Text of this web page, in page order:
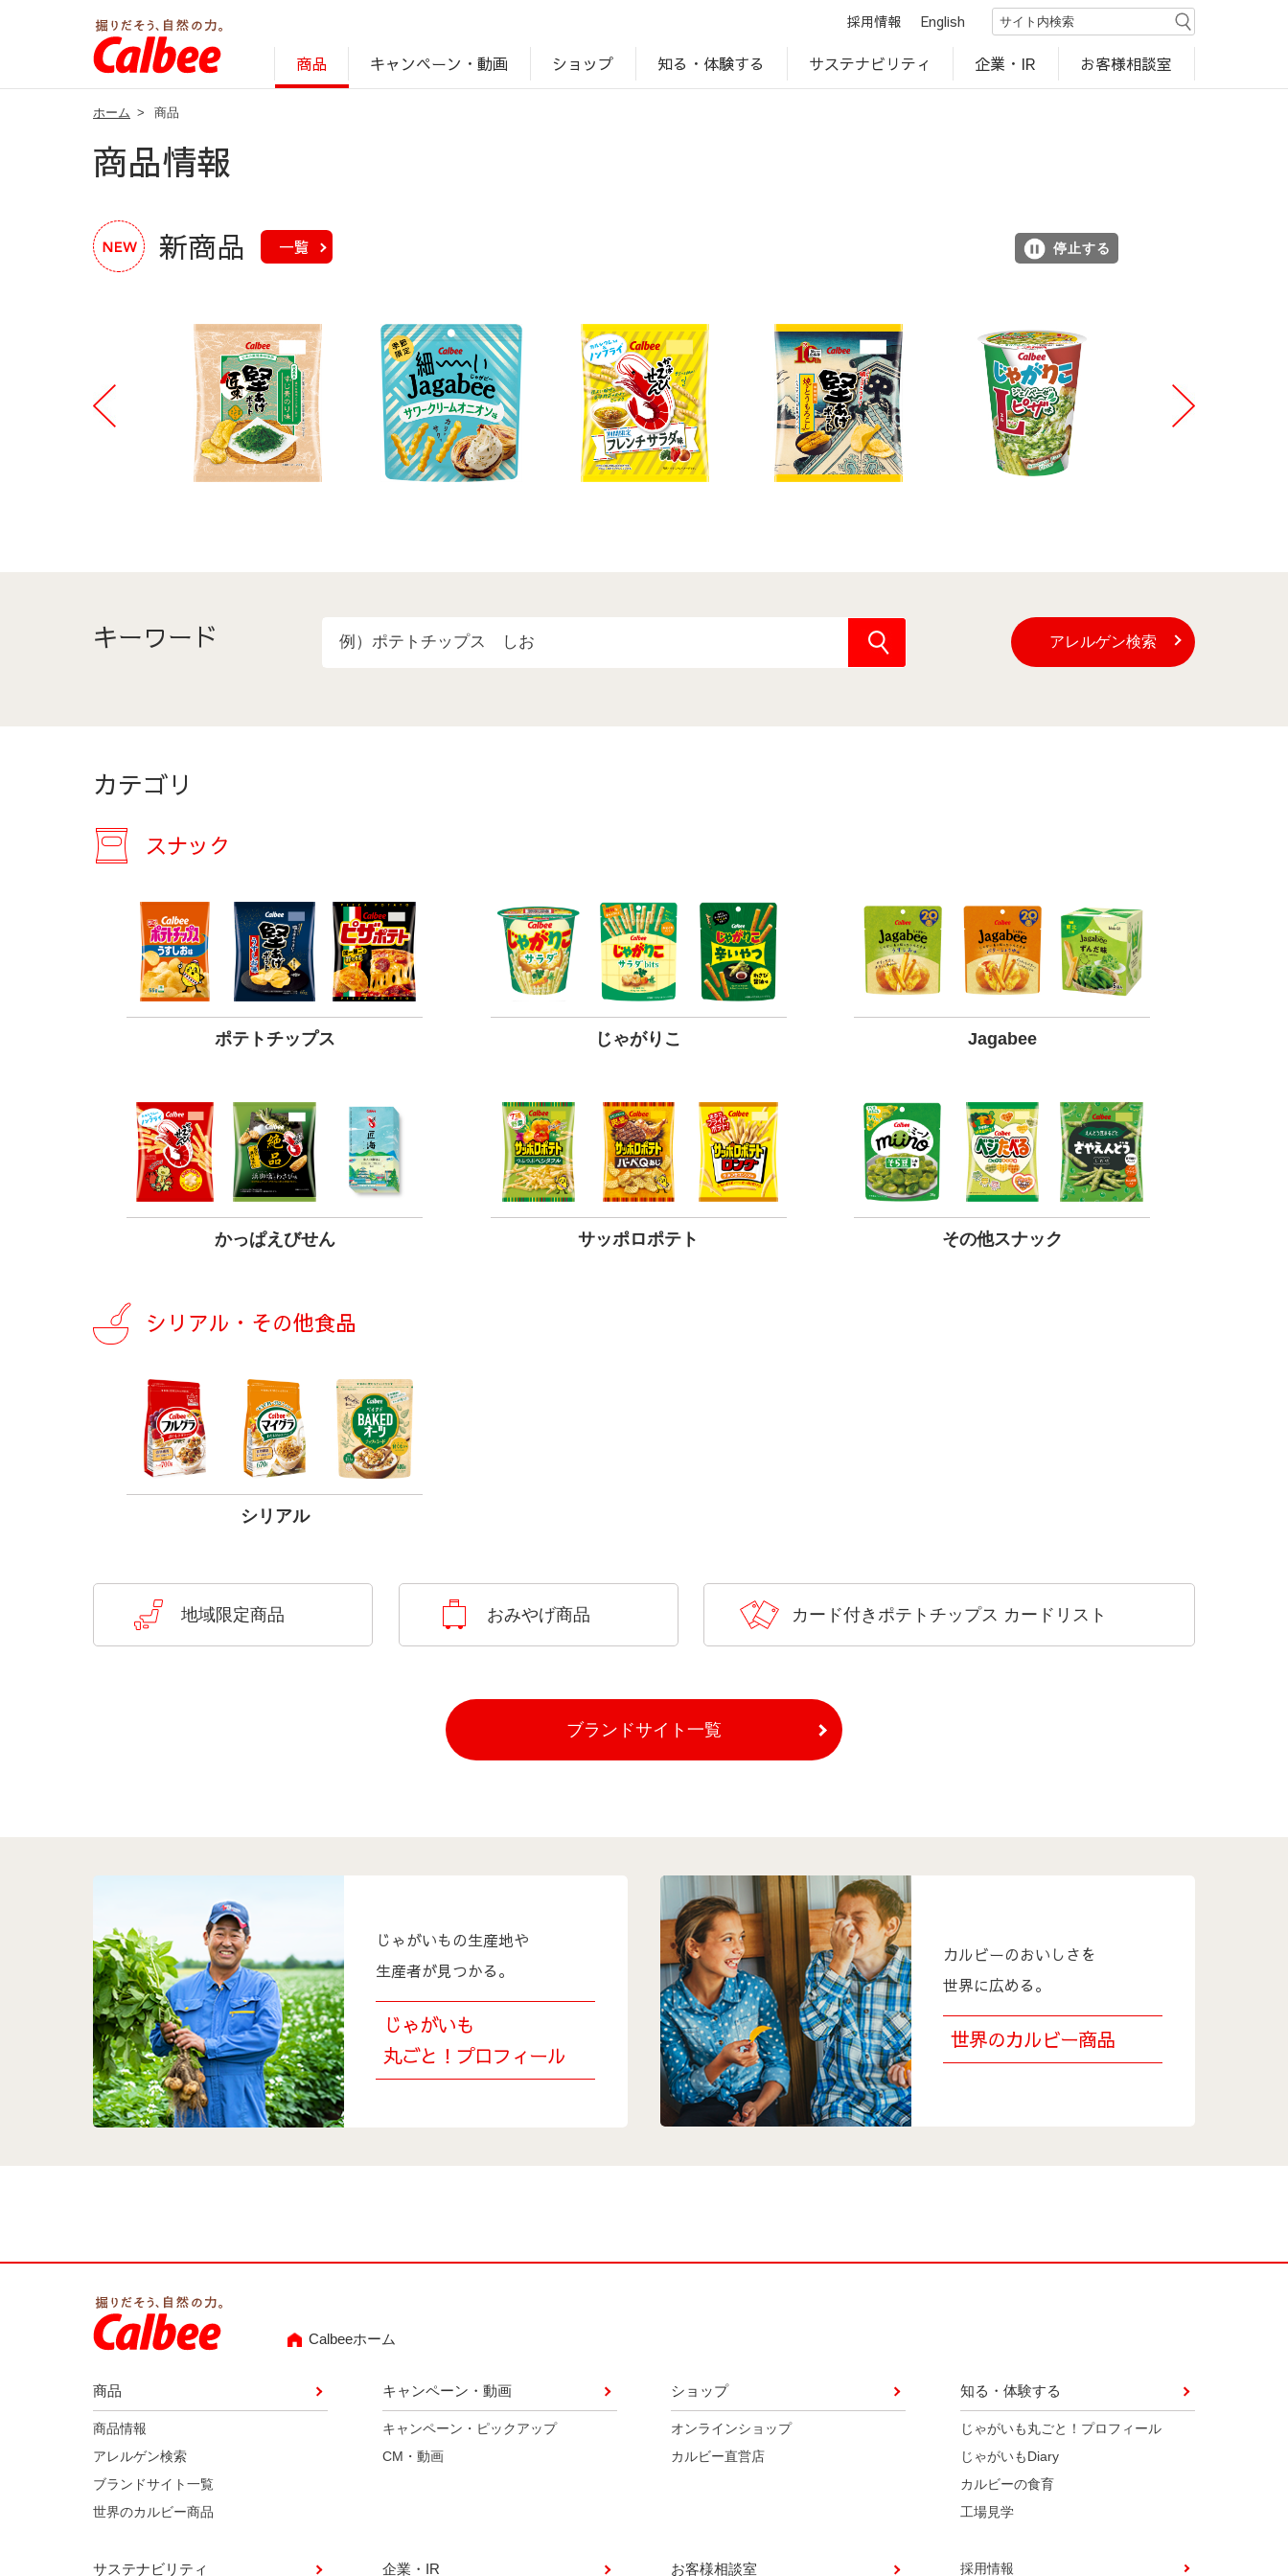
採用情報 English
商品 キャンペーン・動画 ショップ 知る・体験する サステナビリティ 企業・IR お客様相談室
ホーム > 商品
商品情報
新商品 一覧 停止する
P
re
vi
N
xt
キーワード アレルゲン検索 (別ウインドウで開
カテゴリ
スナック
ポテトチップス じゃがりこ Jagabee
かっぱえびせん サッポロポテト その他スナック
シリアル・その他食品
シリアル
地域限定商品 おみやげ商品 カード付きポテトチップス カードリスト
ブランドサイト一覧
じゃがいもの生産地や
生産者が見つかる。
じゃがいも
丸ごと！プロフィール
カルビーのおいしさを
世界に広める。
世界のカルビー商品
Calbeeホーム
商品
商品情報
アレルゲン検索
ブランドサイト一覧
世界のカルビー商品
キャンペーン・動画
キャンペーン・ピックアップ
CM・動画
ショップ
オンラインショップ
カルビー直営店
知る・体験する
じゃがいも丸ごと！プロフィール
じゃがいもDiary
カルビーの食育
工場見学
サステナビリティ 企業・IR お客様相談室 採用情報